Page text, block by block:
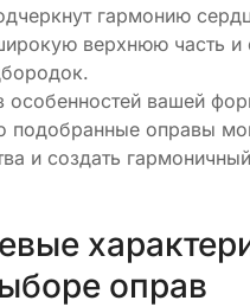
гармонию
верхнюю часть и
особенностей вашей
подобранные оправы
и создать
оправ